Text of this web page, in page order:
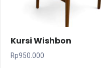
Kursi Wishbon
Rp950.000